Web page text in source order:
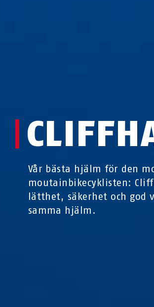
Vår bästa hjälm för den
moutainbikecyklisten:
lätthet, säkerhet och god
samma hjälm.